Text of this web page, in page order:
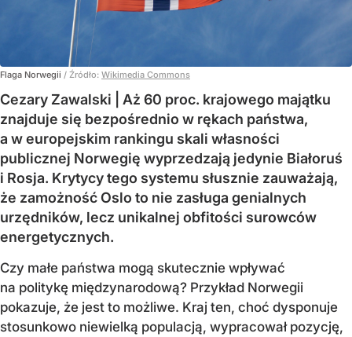
Flaga Norwegii / Źródło: Wikimedia Commons
Cezary Zawalski | Aż 60 proc. krajowego majątku
znajduje się bezpośrednio w rękach państwa,
a w europejskim rankingu skali własności
publicznej Norwegię wyprzedzają jedynie Białoruś
i Rosja. Krytycy tego systemu słusznie zauważają,
że zamożność Oslo to nie zasługa genialnych
urzędników, lecz unikalnej obfitości surowców
energetycznych.
Czy małe państwa mogą skutecznie wpływać
na politykę międzynarodową? Przykład Norwegii
pokazuje, że jest to możliwe. Kraj ten, choć dysponuje
stosunkowo niewielką populacją, wypracował pozycję,